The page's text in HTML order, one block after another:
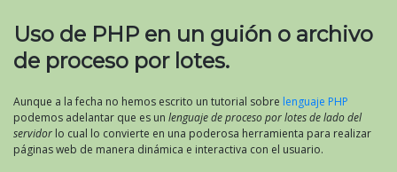
Uso de PHP en un guión o archivo
de proceso por lotes.
Aunque a la fecha no hemos escrito un tutorial sobre lenguaje PHP
podemos adelantar que es un lenguaje de proceso por lotes de lado del
servidor lo cual lo convierte en una poderosa herramienta para realizar
páginas web de manera dinámica e interactiva con el usuario.